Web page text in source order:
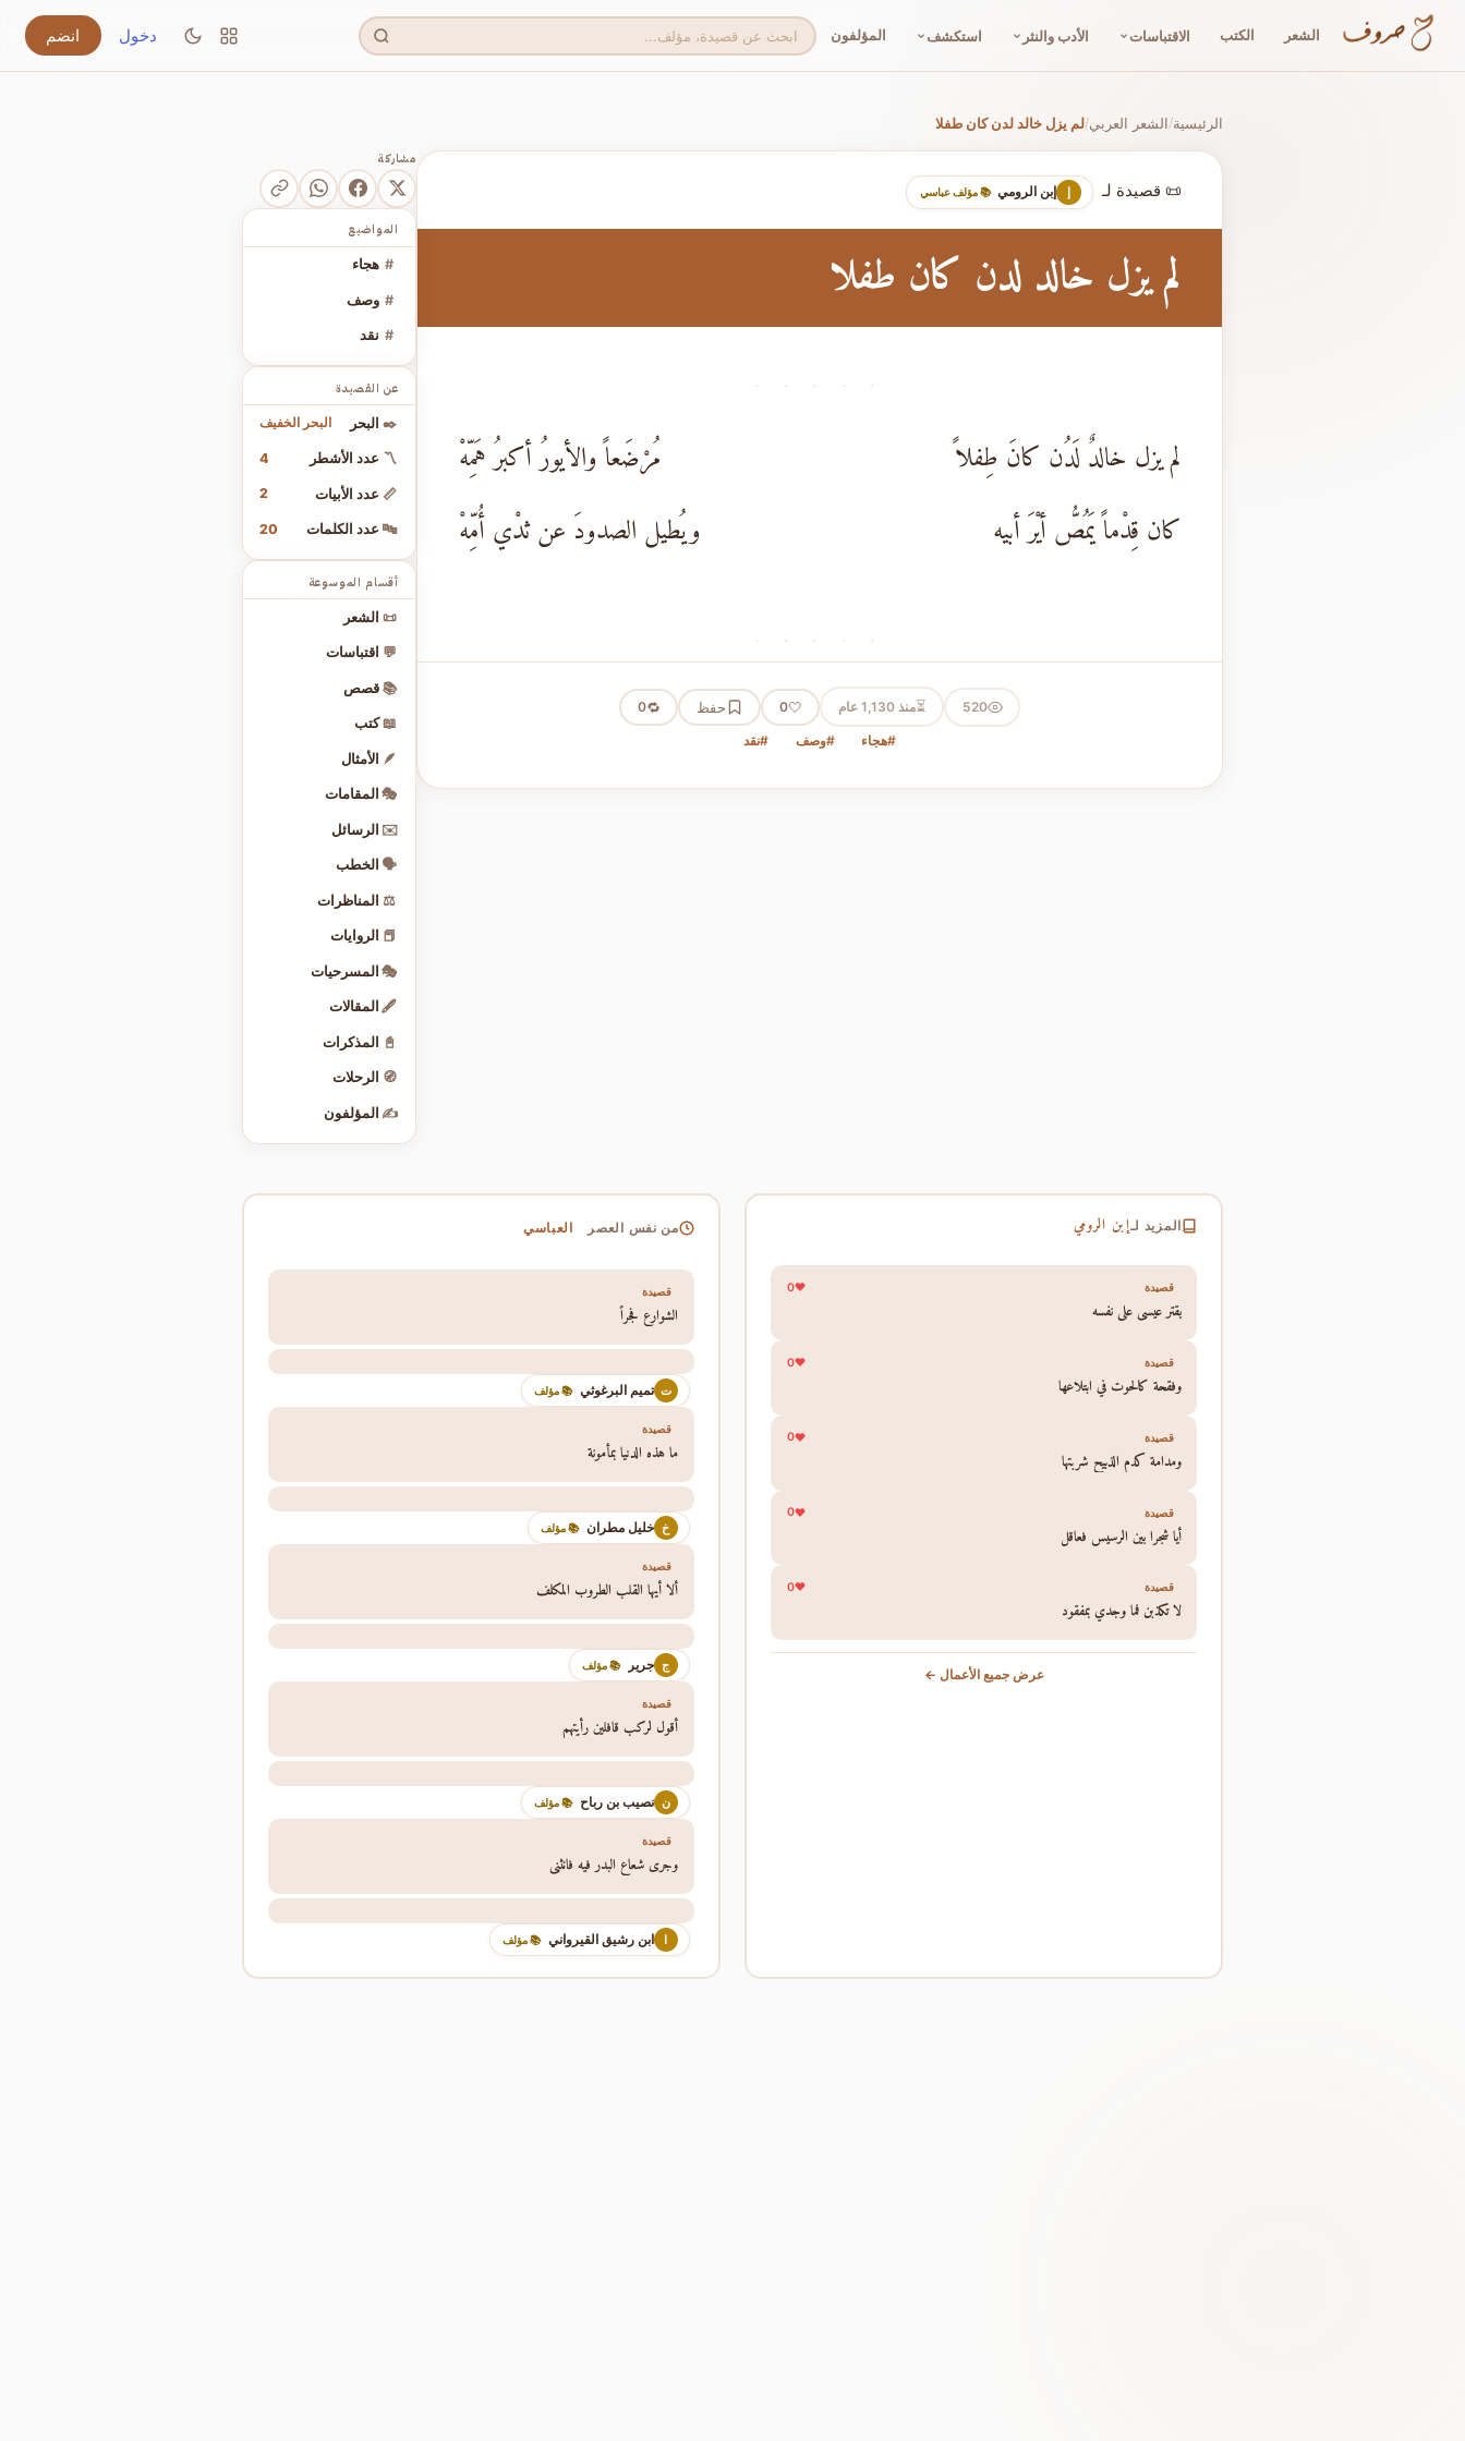
الشعر الكتب الاقتباسات الأدب والنثر استكشف المؤلفون دخول انضم
الرئيسية/الشعر العربي/لم يزل خالد لدن كان طفلا
📜 قصيدة لـ إ إبن الرومي 📚 مؤلف عباسي
لم يزل خالد لدن كان طفلا
· · · · ·
لم يزل خالدٌ لَدُن كانَ طِفلاً
مُرْضَعاً والأيورُ أكبرُ هَمِّهْ
كان قِدْماً يَمُصُّ أيْرَ أبيه
ويُطيل الصدودَ عن ثدْي أُمِّهْ
· · · · ·
520
⏳منذ 1,130 عام 🤍
0 حفظ 🔁
0
#هجاء #وصف #نقد
مشاركة
المواضيع
# هجاء
# وصف
# نقد
عن القصيدة
✒️ البحر البحر الخفيف
〽️ عدد الأشطر 4
📏 عدد الأبيات 2
🔤 عدد الكلمات 20
أقسام الموسوعة
📜 الشعر
💬 اقتباسات
📚 قصص
📖 كتب
🪶 الأمثال
🎭 المقامات
✉️ الرسائل
🗣️ الخطب
⚖️ المناظرات
📕 الروايات
🎭 المسرحيات
🖋️ المقالات
📓 المذكرات
🧭 الرحلات
✍️ المؤلفون
المزيد لـإبن الرومي
قصيدة 0
يقتر عيسى على نفسه
قصيدة 0
وفقحة كالحوت في ابتلاعها
قصيدة 0
ومدامة كدم الذبيح شربتها
قصيدة 0
أيا شجرا بين الرسيس فعاقل
قصيدة 0
لا تكذبن فما وجدي بمفقود
عرض جميع الأعمال ←
من نفس العصر العباسي
قصيدة
الشوارع فجراً
ت تميم البرغوثي 📚 مؤلف
قصيدة
ما هذه الدنيا بمأمونة
خ خليل مطران 📚 مؤلف
قصيدة
ألا أيها القلب الطروب المكلف
ج جرير 📚 مؤلف
قصيدة
أقول لركب قافلين رأيتهم
ن نصيب بن رباح 📚 مؤلف
قصيدة
وجرى شعاع البدر فيه فانثنى
ا ابن رشيق القيرواني 📚 مؤلف